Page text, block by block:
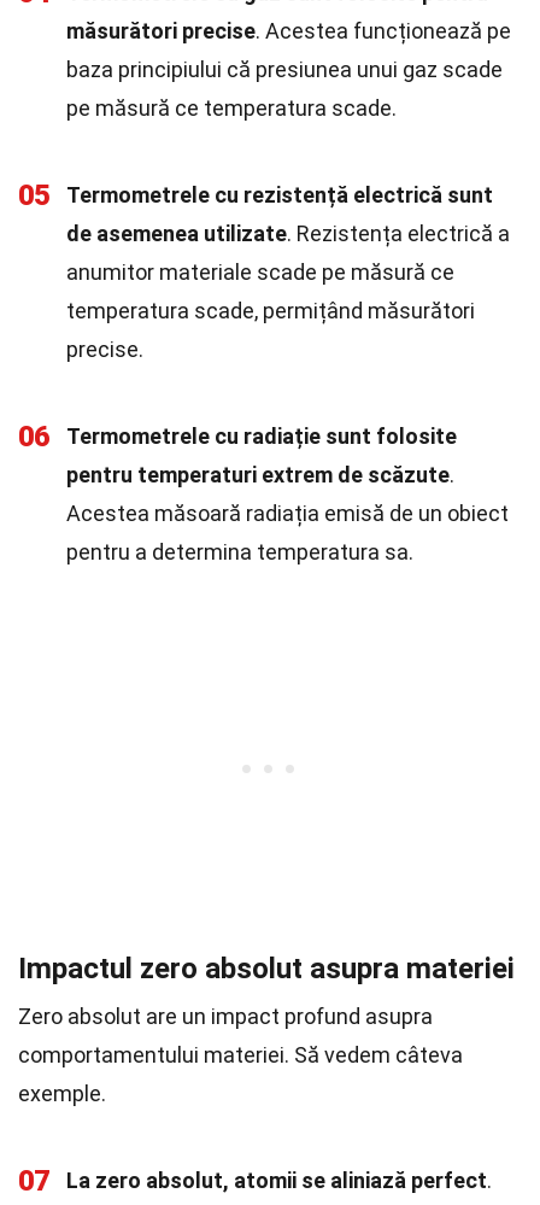
măsurători precise. Acestea funcționează pe
baza principiului că presiunea unui gaz scade
pe măsură ce temperatura scade.
05
Termometrele cu rezistență electrică sunt
de asemenea utilizate. Rezistența electrică a
anumitor materiale scade pe măsură ce
temperatura scade, permițând măsurători
precise.
06
Termometrele cu radiație sunt folosite
pentru temperaturi extrem de scăzute.
Acestea măsoară radiația emisă de un obiect
pentru a determina temperatura sa.
Impactul zero absolut asupra materiei
Zero absolut are un impact profund asupra
comportamentului materiei. Să vedem câteva
exemple.
07 La zero absolut, atomii se aliniază perfect.